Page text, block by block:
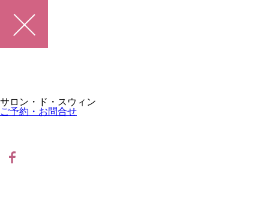
サロン・ド・スウィン
ご予約・お問合せ